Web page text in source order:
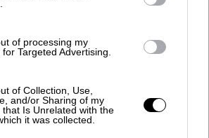
of processing my
Targeted Advertising.
of Collection, Use,
and/or Sharing of my
that Is Unrelated with the
it was collected.
οι ενδιαφερόμενοι